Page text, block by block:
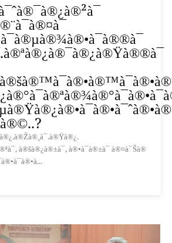
à®šà®¿à®±à¯, à®•à¯à®±à¯ à®¤à¯Šà®